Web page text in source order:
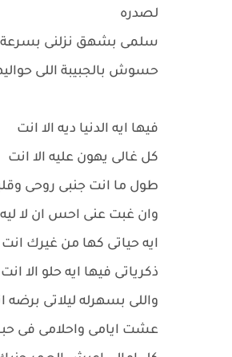
لصدره
سلمى بشهق نزلنى بسرعة
حسوش بالجبيبة اللى
فيها ايه الدنيا ديه الا انت
كل غالى يهون عليه الا انت
طول ما انت جنبى روحى
وان غبت عنى احس ان لا ليه
ايه حياتى كها من غيرك انت
ذكرياتى فيها ايه حلو الا انت
واللى بسهرله ليلاتى برضه
عشت ايامى واحلامى فى